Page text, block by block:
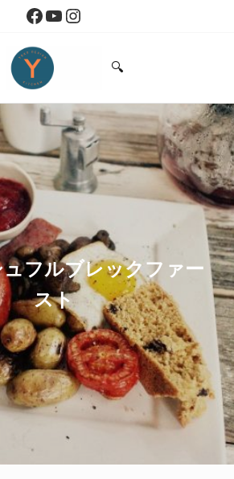
Facebook
YouTube
Instagram
Yoko Design Kitchen
Search...
🔍
フルブレックファー
スト